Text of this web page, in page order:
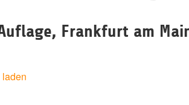
Frankfurt am